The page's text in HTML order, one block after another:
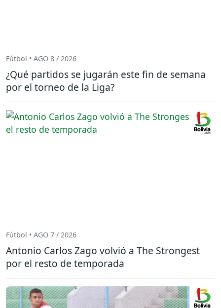
Fútbol • AGO 8 / 2026
¿Qué partidos se jugarán este fin de semana
por el torneo de la Liga?
Fútbol • AGO 7 / 2026
Antonio Carlos Zago volvió a The Strongest
por el resto de temporada